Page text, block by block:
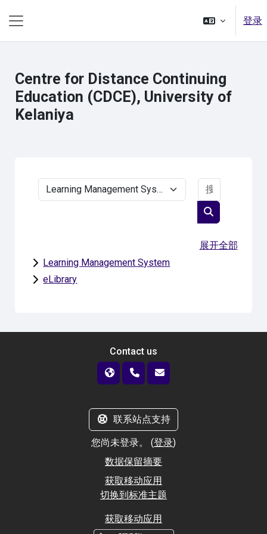
登录
Centre for Distance Continuing
Education (CDCE), University of
Kelaniya
课程类别
搜索课程
展开全部
Learning Management System
eLibrary
Contact us
联系站点支持
您尚未登录。 (登录)
‎数据保留摘要‎
获取移动应用
切换到标准主题
获取移动应用